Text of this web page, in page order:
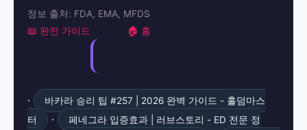
정보 출처: FDA, EMA, MFDS
📖 완전 가이드 🏠 홈
·
바카라 승리 팁 #257 | 2026 완벽 가이드 - 홀덤마스
터
·
페네그라 입증효과 | 러브스토리 - ED 전문 정